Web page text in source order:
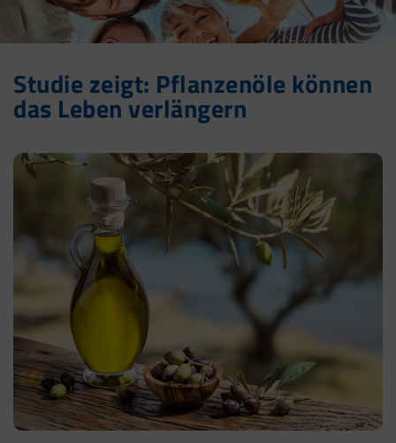
Studie zeigt: Pflanzenöle können
das Leben verlängern